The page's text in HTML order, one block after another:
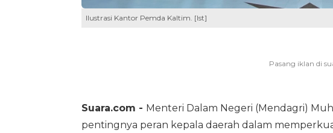
Ilustrasi Kantor Pemda Kaltim. [Ist]
Suara.com - Menteri Dalam Negeri (Mendagri)
pentingnya peran kepala daerah dalam